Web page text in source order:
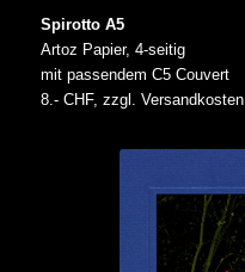
Spirotto A5
Artoz Papier, 4-seitig
mit passendem C5 Couvert
8.- CHF, zzgl. Versandkosten